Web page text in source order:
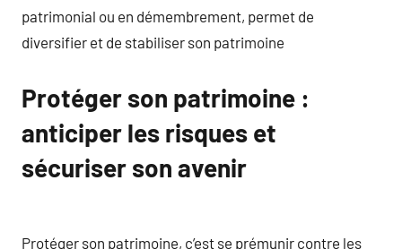
patrimonial ou en démembrement, permet de
diversifier et de stabiliser son patrimoine
Protéger son patrimoine :
anticiper les risques et
sécuriser son avenir
Protéger son patrimoine, c’est se prémunir contre les